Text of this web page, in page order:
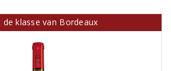
klasse van Bordeaux